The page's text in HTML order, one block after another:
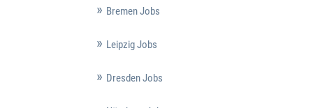
Bremen Jobs
Leipzig Jobs
Dresden Jobs